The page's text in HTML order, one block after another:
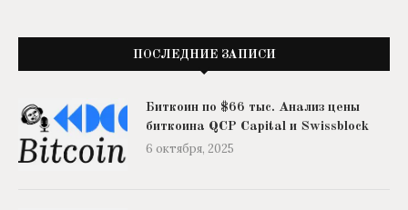
ПОСЛЕДНИЕ ЗАПИСИ
Биткоин по $66 тыс. Анализ цены
биткоина QCP Capital и Swissblock
6 октября, 2025